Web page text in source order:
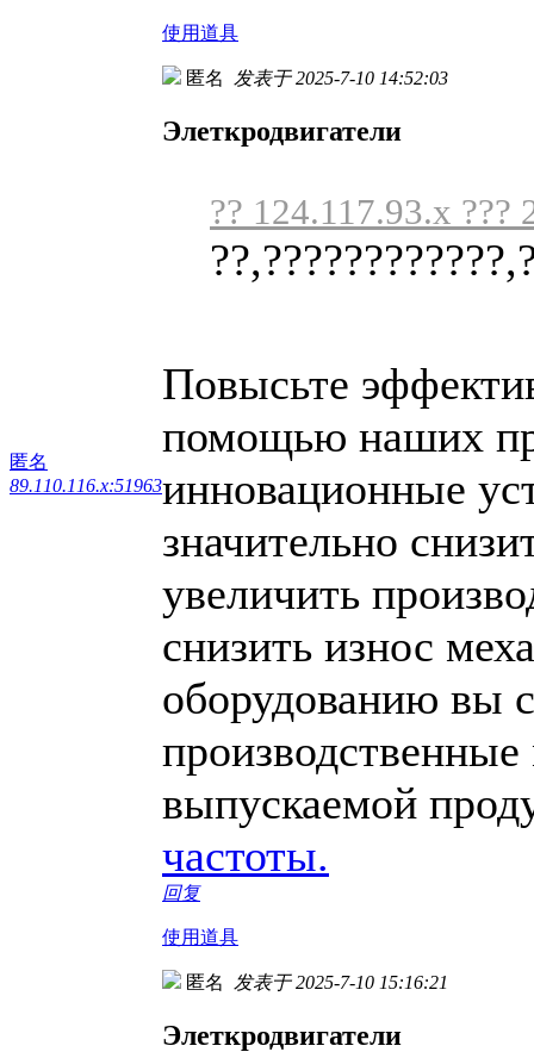
使用道具
匿名
89.110.116.x:51963
匿名 发表于 2025-7-10 14:52:03
Элеткродвигатели
?? 124.117.93.x ???
Повысьте
помощью наших
инновационные
значительно
увеличить
снизить износ
оборудованию вы
выпускаемой
частоты.
回复
使用道具
匿名 发表于 2025-7-10 15:16:21
Элеткродвигатели